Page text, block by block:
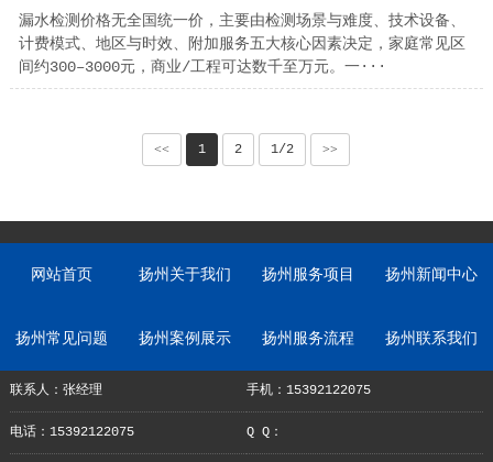
漏水检测价格无全国统一价，主要由检测场景与难度、技术设备、
计费模式、地区与时效、附加服务五大核心因素决定，家庭常见区
间约300–3000元，商业/工程可达数千至万元。一···
<< 1 2 1/2 >>
网站首页 扬州关于我们 扬州服务项目 扬州新闻中心
扬州常见问题 扬州案例展示 扬州服务流程 扬州联系我们
联系人：张经理 手机：15392122075
电话：15392122075 Q Q：